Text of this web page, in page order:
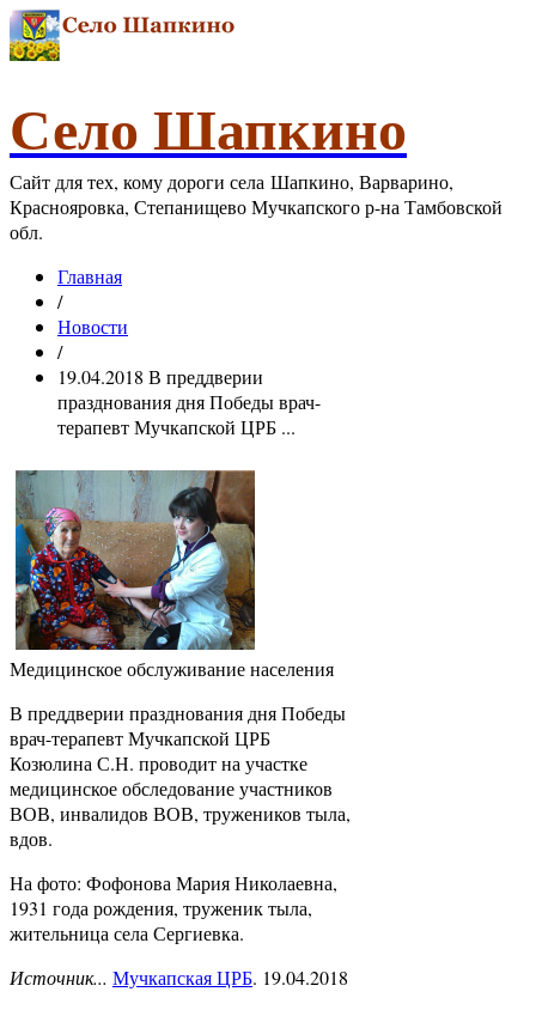
Село Шапкино
Сайт для тех, кому дороги села Шапкино, Варварино,
Краснояровка, Степанищево Мучкапского р-на Тамбовской
обл.
Главная
/
Новости
/
19.04.2018 В преддверии
празднования дня Победы врач-
терапевт Мучкапской ЦРБ ...
Медицинское обслуживание населения
В преддверии празднования дня Победы
врач-терапевт Мучкапской ЦРБ
Козюлина С.Н. проводит на участке
медицинское обследование участников
ВОВ, инвалидов ВОВ, тружеников тыла,
вдов.
На фото: Фофонова Мария Николаевна,
1931 года рождения, труженик тыла,
жительница села Сергиевка.
Источник... Мучкапская ЦРБ. 19.04.2018